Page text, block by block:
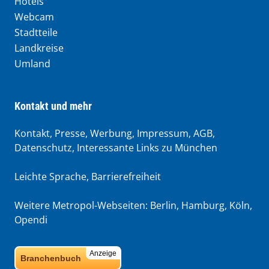
Webcam
Stadtteile
Landkreise
Umland
Kontakt und mehr
Kontakt, Presse, Werbung, Impressum, AGB,
Datenschutz, Interessante Links zu München
Leichte Sprache, Barrierefreiheit
Weitere Metropol-Webseiten: Berlin, Hamburg, Köln,
Opendi
Anzeige
Branchenbuch